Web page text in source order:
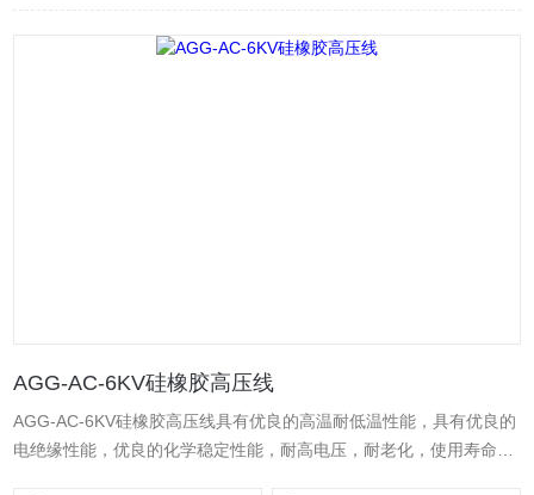
AGG-AC-6KV硅橡胶高压线
AGG-AC-6KV硅橡胶高压线具有优良的高温耐低温性能，具有优良的
电绝缘性能，优良的化学稳定性能，耐高电压，耐老化，使用寿命